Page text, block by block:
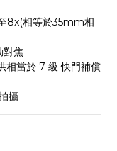
8x(相等於35mm相
對焦
相當於 7 級 快門補償
攝